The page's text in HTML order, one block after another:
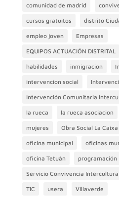
comunidad de madrid
cursos gratuitos distrito
empleo joven Empresas
EQUIPOS ACTUACIÓN DISTRITAL
habilidades inmigracion
intervencion social
Intervención Comunitaria
la rueca la rueca asociacion
mujeres Obra Social La Caixa
oficina municipal oficinas
oficina Tetuán programación
Servicio Convivencia
TIC usera Villaverde